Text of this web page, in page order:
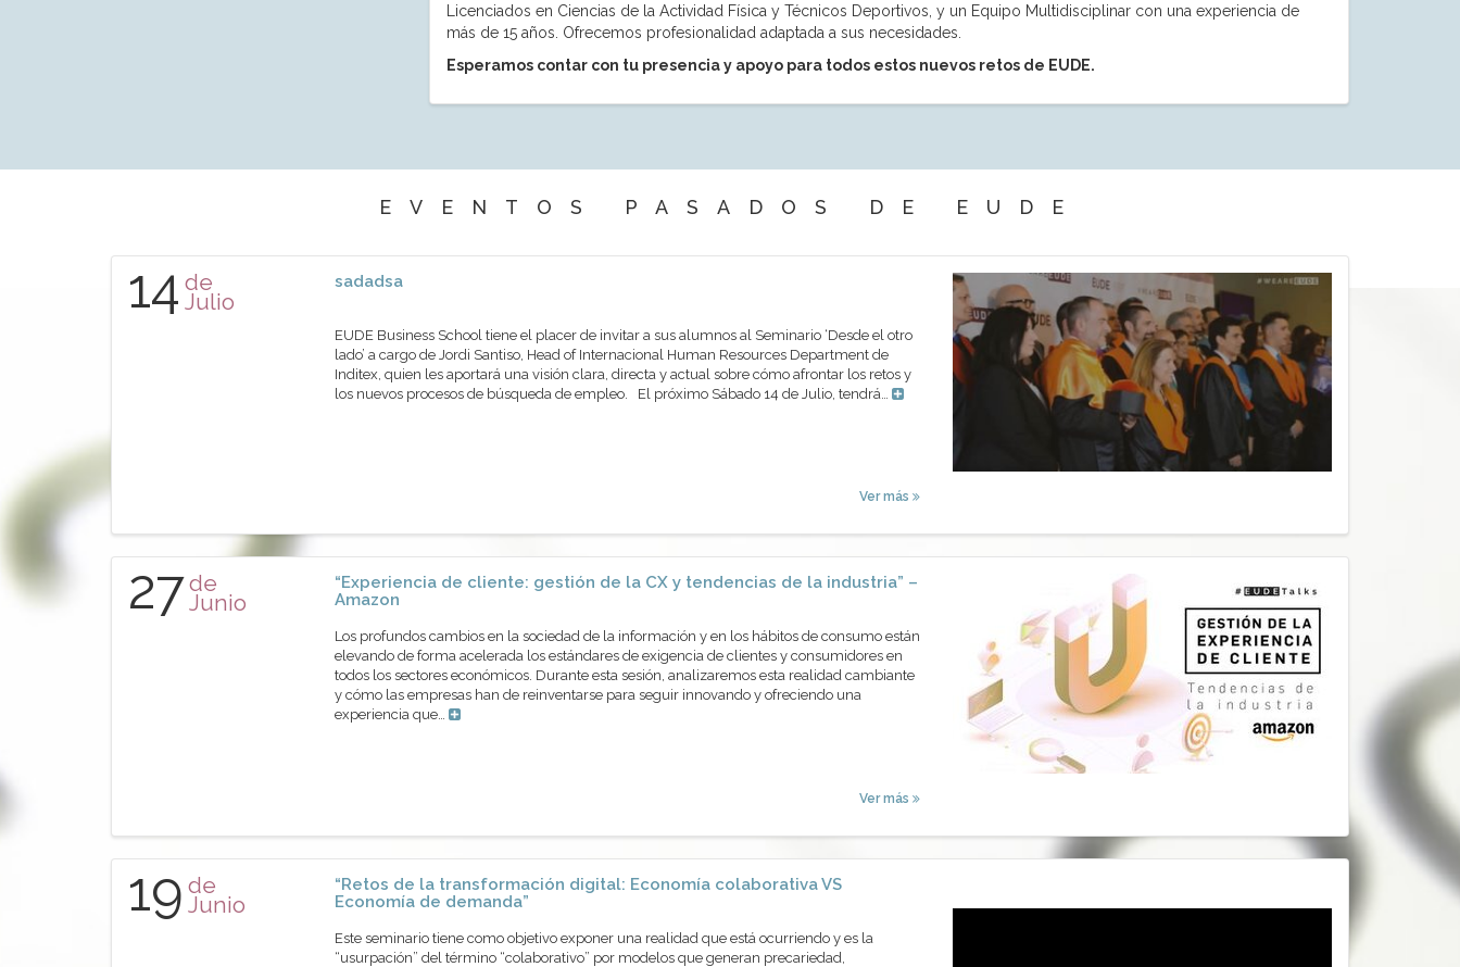
Licenciados en Ciencias de la Actividad Física y Técnicos Deportivos, y un Equipo Multidisciplinar con una experiencia de
más de 15 años. Ofrecemos profesionalidad adaptada a sus necesidades.
Esperamos contar con tu presencia y apoyo para todos estos nuevos retos de EUDE.
EVENTOS PASADOS DE EUDE
14 de
Julio
sadadsa
EUDE Business School tiene el placer de invitar a sus alumnos al Seminario ‘Desde el otro
lado’ a cargo de Jordi Santiso, Head of Internacional Human Resources Department de
Inditex, quien les aportará una visión clara, directa y actual sobre cómo afrontar los retos y
los nuevos procesos de búsqueda de empleo. El próximo Sábado 14 de Julio, tendrá…
Ver más
27de
Junio
“Experiencia de cliente: gestión de la CX y tendencias de la industria” –
Amazon
Los profundos cambios en la sociedad de la información y en los hábitos de consumo están
elevando de forma acelerada los estándares de exigencia de clientes y consumidores en
todos los sectores económicos. Durante esta sesión, analizaremos esta realidad cambiante
y cómo las empresas han de reinventarse para seguir innovando y ofreciendo una
experiencia que…
Ver más
19 de
Junio
“Retos de la transformación digital: Economía colaborativa VS
Economía de demanda”
Este seminario tiene como objetivo exponer una realidad que está ocurriendo y es la
“usurpación” del término “colaborativo” por modelos que generan precariedad,